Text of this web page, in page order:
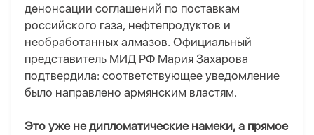
денонсации соглашений по поставкам
российского газа, нефтепродуктов и
необработанных алмазов. Официальный
представитель МИД РФ Мария Захарова
подтвердила: соответствующее уведомление
было направлено армянским властям.
Это уже не дипломатические намеки, а прямое